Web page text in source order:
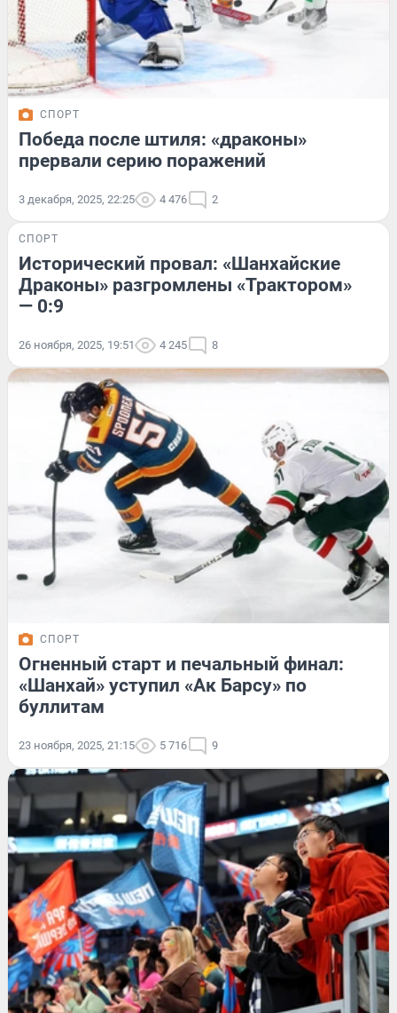
СПОРТ
Победа после штиля: «драконы»
прервали серию поражений
3 декабря, 2025, 22:25 4 476 2
СПОРТ
Исторический провал: «Шанхайские
Драконы» разгромлены «Трактором»
— 0:9
26 ноября, 2025, 19:51 4 245 8
СПОРТ
Огненный старт и печальный финал:
«Шанхай» уступил «Ак Барсу» по
буллитам
23 ноября, 2025, 21:15 5 716 9